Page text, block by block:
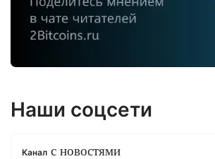
Наши соцсети
Канал с новостями